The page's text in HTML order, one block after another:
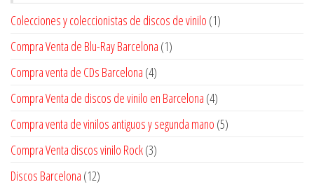
Colecciones y coleccionistas de discos de vinilo (1)
Compra Venta de Blu-Ray Barcelona (1)
Compra venta de CDs Barcelona (4)
Compra Venta de discos de vinilo en Barcelona (4)
Compra venta de vinilos antiguos y segunda mano (5)
Compra Venta discos vinilo Rock(3)
Discos Barcelona (12)